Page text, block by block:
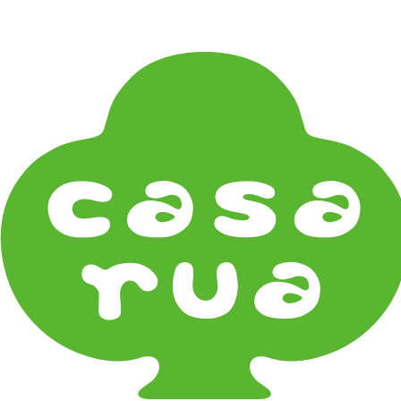
《作家・工芸》Crafts
香 Insence
京都 松栄堂 Syoeido
金沢薫香 香屋 Koya
薫寿堂 Kunjyudo
《器タイプ》Tableware Type
碗・椀・丼 Bowls
鉢・小鉢 Small Bowls